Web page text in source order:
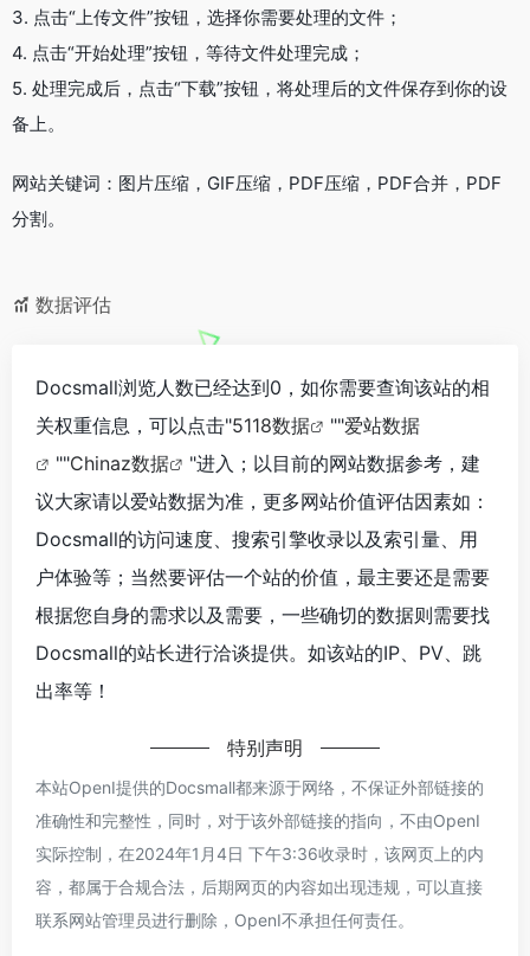
3. 点击“上传文件”按钮，选择你需要处理的文件；
4. 点击“开始处理”按钮，等待文件处理完成；
5. 处理完成后，点击“下载”按钮，将处理后的文件保存到你的设
备上。
网站关键词：图片压缩，GIF压缩，PDF压缩，PDF合并，PDF
分割。
数据评估
Docsmall浏览人数已经达到0，如你需要查询该站的相
关权重信息，可以点击"5118数据 ""爱站数据
""Chinaz数据
"进入；以目前的网站数据参考，建
议大家请以爱站数据为准，更多网站价值评估因素如：
Docsmall的访问速度、搜索引擎收录以及索引量、用
户体验等；当然要评估一个站的价值，最主要还是需要
根据您自身的需求以及需要，一些确切的数据则需要找
Docsmall的站长进行洽谈提供。如该站的IP、PV、跳
出率等！
特别声明
本站OpenI提供的Docsmall都来源于网络，不保证外部链接的
准确性和完整性，同时，对于该外部链接的指向，不由OpenI
实际控制，在2024年1月4日 下午3:36收录时，该网页上的内
容，都属于合规合法，后期网页的内容如出现违规，可以直接
联系网站管理员进行删除，OpenI不承担任何责任。